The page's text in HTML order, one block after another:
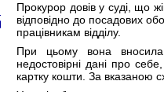
Прокурор довів у суді, що
відповідно до посадових
працівникам відділу.
При цьому вона вносила
недостовірні дані про
картку кошти. За вказаною